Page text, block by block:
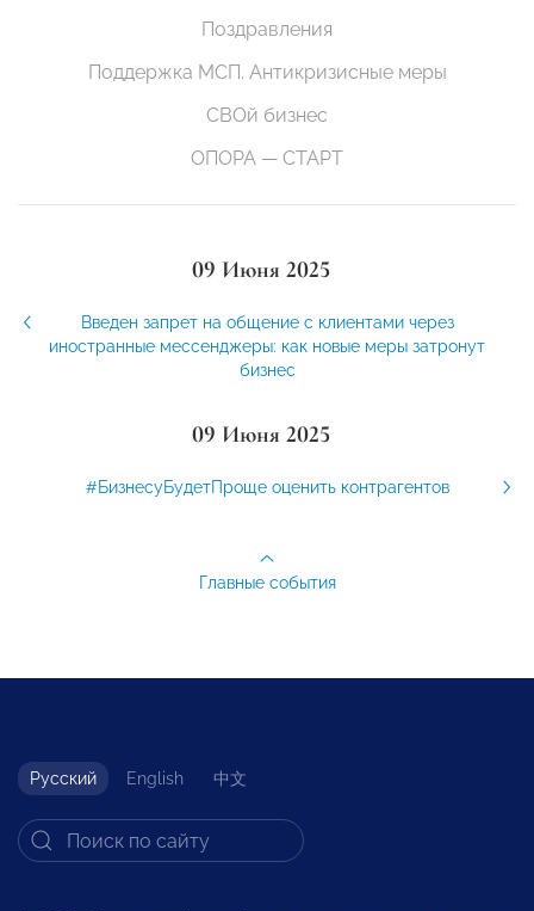
Поздравления
Поддержка МСП. Антикризисные меры
СВОй бизнес
ОПОРА — СТАРТ
09 Июня 2025
Введен запрет на общение с клиентами через
иностранные мессенджеры: как новые меры затронут
бизнес
09 Июня 2025
#БизнесуБудетПроще оценить контрагентов
Главные события
Русский English 中文